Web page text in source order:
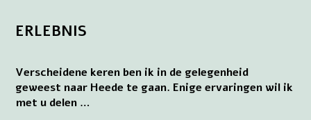
ERLEBNIS
Verscheidene keren ben ik in de gelegenheid
geweest naar Heede te gaan. Enige ervaringen wil ik
met u delen …